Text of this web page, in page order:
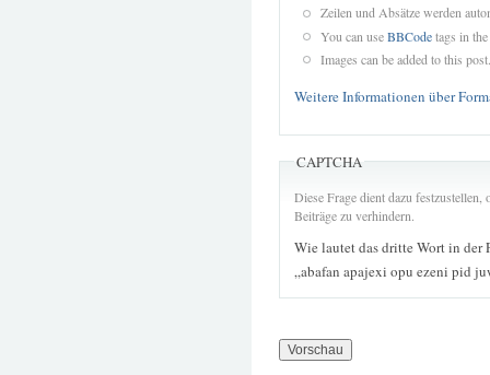
Zeilen und Absätze werden
You can useBBCodetags in
Images can be added to this post.
Weitere Informationen über
CAPTCHA
Diese Frage dient dazu
Beiträge zu verhindern.
Wie lautet das dritte Wort in der
„abafan apajexi opu ezeni pid